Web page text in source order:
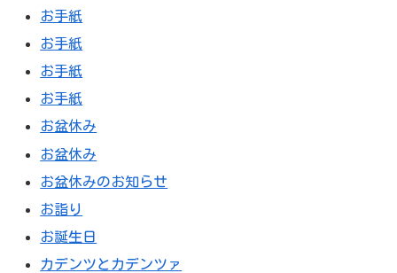
お手紙
お手紙
お手紙
お手紙
お盆休み
お盆休み
お盆休みのお知らせ
お詣り
お誕生日
カデンツとカデンツァ